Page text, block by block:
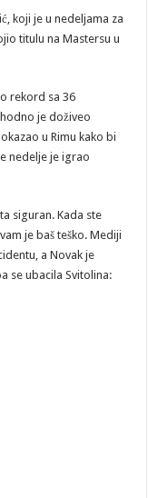
koji je u nedeljama za
titulu na Mastersu u
rekord sa 36
je doživeo
u Rimu kako bi
nedelje je igrao
siguran. Kada ste
je baš teško. Mediji
a Novak je
se ubacila Svitolina: